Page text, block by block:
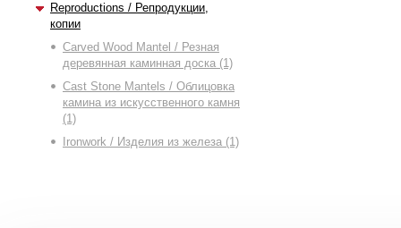
Reproductions / Репродукции,
копии
Carved Wood Mantel / Резная
деревянная каминная доска (1)
Cast Stone Mantels / Облицовка
камина из искусственного камня
(1)
Ironwork / Изделия из железа (1)